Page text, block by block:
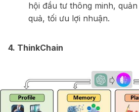
hội đầu tư thông minh,
quả, tối ưu lợi nhuận.
4. ThinkChain